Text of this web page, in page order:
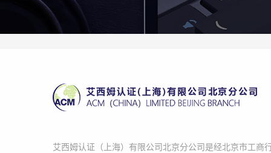
艾西姆认证（上海）有限公司北京分公司是经北京市工商